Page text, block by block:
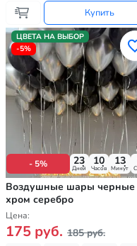
Купить
ЦВЕТА НА ВЫБОР
-5%
- 5% 23
Дней
10
Часов
13
Минут
Воздушные шары черные
хром серебро
Цена:
175 руб. 185 руб.